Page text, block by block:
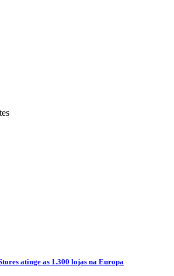
atinge as 1.300 lojas na Europa